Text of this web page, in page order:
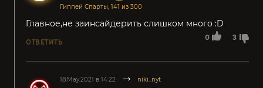
Гиппей Спарты, 141 из 300
0 3
Главное,не заинсайдерить слишком много :D
ОТВЕТИТЬ
18.May.2021 в 14:22 niki_nyt